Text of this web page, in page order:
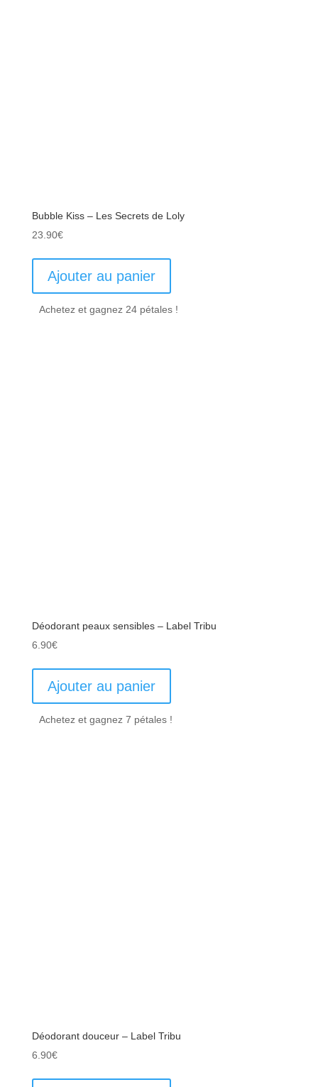
Bubble Kiss – Les Secrets de Loly
23.90€
Ajouter au panier
Achetez et gagnez 24 pétales !
Déodorant peaux sensibles – Label Tribu
6.90€
Ajouter au panier
Achetez et gagnez 7 pétales !
Déodorant douceur – Label Tribu
6.90€